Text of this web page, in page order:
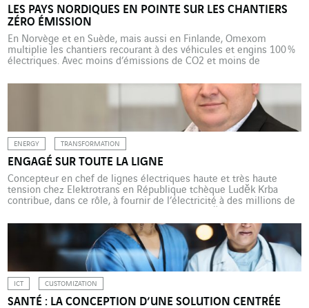
LES PAYS NORDIQUES EN POINTE SUR LES CHANTIERS
ZÉRO ÉMISSION
En Norvège et en Suède, mais aussi en Finlande, Omexom
multiplie les chantiers recourant à des véhicules et engins 100 %
électriques. Avec moins d’émissions de CO2 et moins de
émissions de gaz à effet de serre est dans une phase très active.
ENERGY TRANSFORMATION
ENGAGÉ SUR TOUTE LA LIGNE
Concepteur en chef de lignes électriques haute et très haute
tension chez Elektrotrans en République tchèque Luděk Krba
contribue, dans ce rôle, à fournir de l’électricité à des millions de
grandi à Kladno, une ancienne ville minière près de Prague, en
République tchèque. […]
ICT CUSTOMIZATION
SANTÉ : LA CONCEPTION D’UNE SOLUTION CENTRÉE